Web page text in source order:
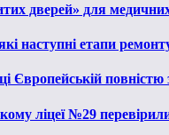
дверей» для
наступні етапи
Європейській
ліцеї №29